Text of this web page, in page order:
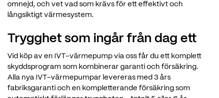
omnejd, och vet vad som krävs för ett effektivt och
långsiktigt värmesystem.
Trygghet som ingår från dag ett
Vid köp av en IVT-värmepump via oss får du ett komplett
skyddsprogram som kombinerar garanti och försäkring.
Alla nya IVT-värmepumpar levereras med 3 års
fabriksgaranti och en kompletterande försäkring som